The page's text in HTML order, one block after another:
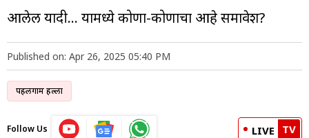
आलेली यादी… यामध्ये कोणा-कोणाचा आहे समावेश?
Published on: Apr 26, 2025 05:40 PM
पहलगाम हल्ला
Follow Us LIVE TV